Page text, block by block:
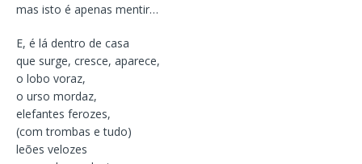
mas isto é apenas mentir…
E, é lá dentro de casa
que surge, cresce, aparece,
o lobo voraz,
o urso mordaz,
elefantes ferozes,
(com trombas e tudo)
leões velozes